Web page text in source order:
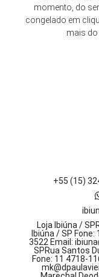
momento, do
congelado em
mais do
+55 (15)
Loja Ibiúna /
Ibiúna / SP
3522 Email:
SPRua Santos
Fone: 11 4718-